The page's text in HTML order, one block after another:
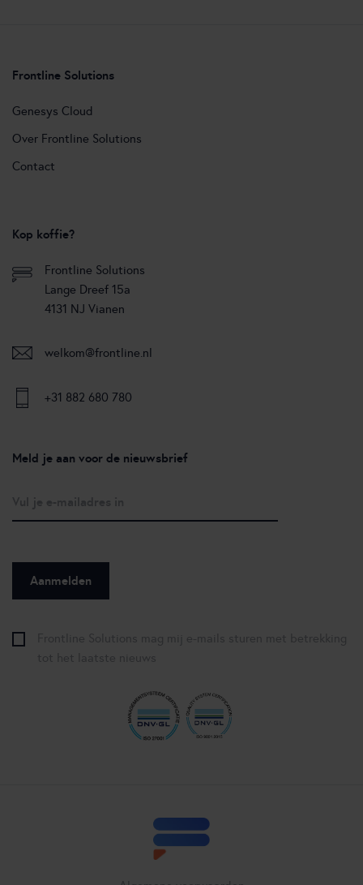
Frontline Solutions
Genesys Cloud
Over Frontline Solutions
Contact
Kop koffie?
Frontline Solutions
Lange Dreef 15a
4131 NJ Vianen
welkom@frontline.nl
+31 882 680 780
Meld je aan voor de nieuwsbrief